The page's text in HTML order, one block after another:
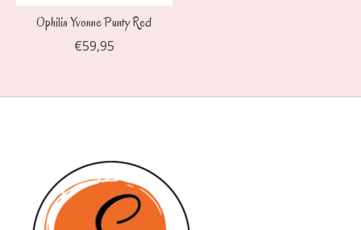
Ophilia Yvonne Punty Red
€59,95